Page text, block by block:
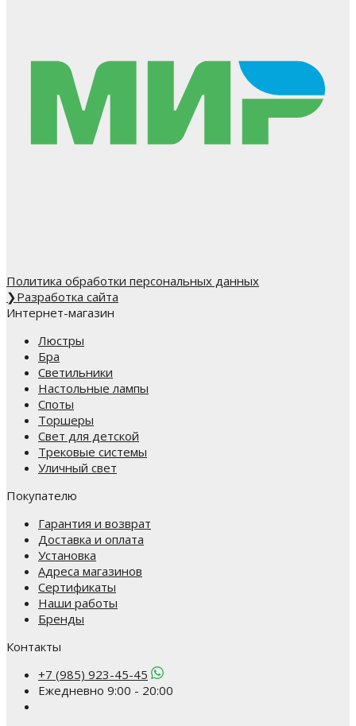
Политика обработки персональных данных
❯Разработка сайта
Интернет-магазин
Люстры
Бра
Светильники
Настольные лампы
Споты
Торшеры
Свет для детской
Трековые системы
Уличный свет
Покупателю
Гарантия и возврат
Доставка и оплата
Установка
Адреса магазинов
Сертификаты
Наши работы
Бренды
Контакты
+7 (985) 923-45-45
Ежедневно 9:00 - 20:00